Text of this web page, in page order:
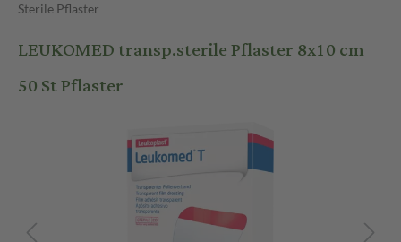
Sterile Pflaster
LEUKOMED transp.sterile Pflaster 8x10 cm
50 St Pflaster